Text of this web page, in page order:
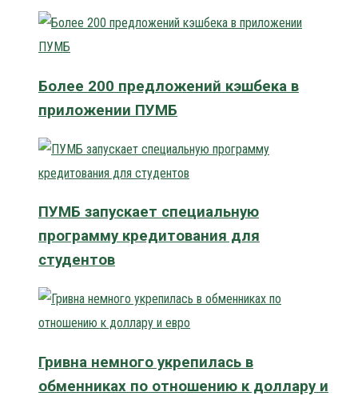
Более 200 предложений кэшбека в
приложении ПУМБ
ПУМБ запускает специальную
программу кредитования для
студентов
Гривна немного укрепилась в
обменниках по отношению к доллару и